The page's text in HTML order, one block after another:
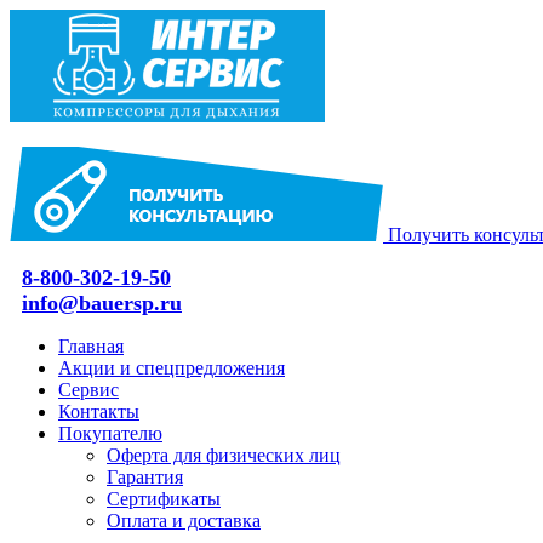
Получить
8-800-302-19-50
info@bauersp.ru
Главная
Акции и спецпредложения
Сервис
Контакты
Покупателю
Оферта для физических лиц
Гарантия
Сертификаты
Оплата и доставка